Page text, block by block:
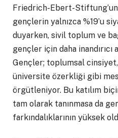
Friedrich-Ebert-
gençlerin yalnızca %19’u
duyarken, sivil toplum ve
gençler için daha
Gençler; toplumsal cinsiyet,
üniversite özerkliği gibi
örgütleniyor. Bu katılım
tam olarak tanınmasa da
farkındalıklarının yüksek